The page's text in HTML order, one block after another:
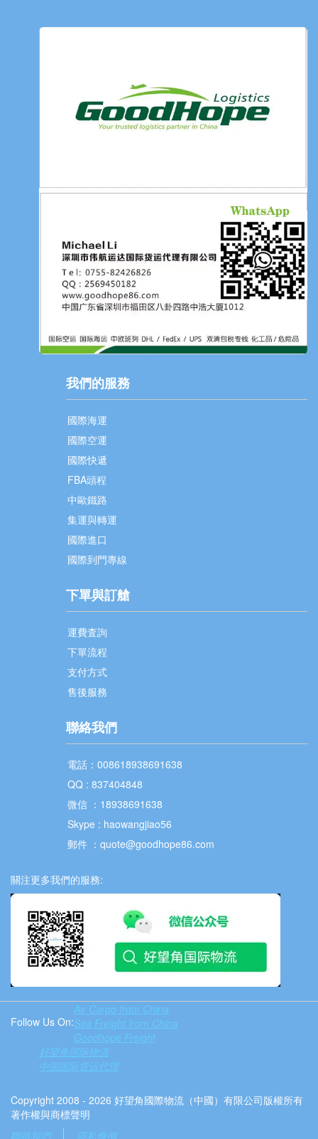
我們的服務
國際海運
國際空運
國際快遞
FBA頭程
中歐鐵路
集運與轉運
國際進口
國際到門專線
下單與訂艙
運費査詢
下單流程
支付方式
售後服務
聯絡我們
電話：008618938691638
QQ : 837404848
微信 ：18938691638
Skype : haowangjiao56
郵件 ：quote@goodhope86.com
關注更多我們的服務:
Follow Us On:
Air Cargo from China
Sea Freight from China
Goodhope Freight
好望角国际物流
中国国际货运代理
Copyright 2008 - 2026 好望角國際物流（中國）有限公司版權所有
著作權與商標聲明
聯絡我們
隱私條例